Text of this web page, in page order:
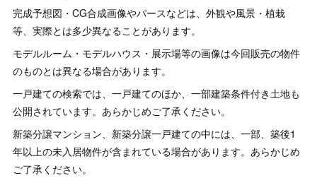
完成予想図・CG合成画像やパースなどは、外観や風景・植栽
等、実際とは多少異なることがあります。
モデルルーム・モデルハウス・展示場等の画像は今回販売の物件
のものとは異なる場合があります。
一戸建ての検索では、一戸建てのほか、一部建築条件付き土地も
公開されています。あらかじめご了承ください。
新築分譲マンション、新築分譲一戸建ての中には、一部、築後1
年以上の未入居物件が含まれている場合があります。あらかじめ
ご了承ください。